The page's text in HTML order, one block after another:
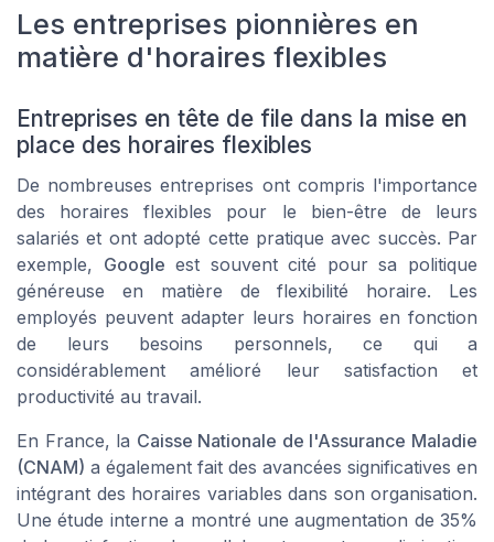
Les entreprises pionnières en
matière d'horaires flexibles
Entreprises en tête de file dans la mise en
place des horaires flexibles
De nombreuses entreprises ont compris l'importance
des horaires flexibles pour le bien-être de leurs
salariés et ont adopté cette pratique avec succès. Par
exemple, Google est souvent cité pour sa politique
généreuse en matière de flexibilité horaire. Les
employés peuvent adapter leurs horaires en fonction
de leurs besoins personnels, ce qui a
considérablement amélioré leur satisfaction et
productivité au travail.
En France, la Caisse Nationale de l'Assurance Maladie
(CNAM) a également fait des avancées significatives en
intégrant des horaires variables dans son organisation.
Une étude interne a montré une augmentation de 35%